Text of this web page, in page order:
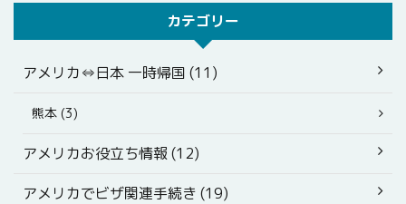
カテゴリー
アメリカ⇔日本 一時帰国 (11)
熊本 (3)
アメリカお役立ち情報 (12)
アメリカでビザ関連手続き (19)